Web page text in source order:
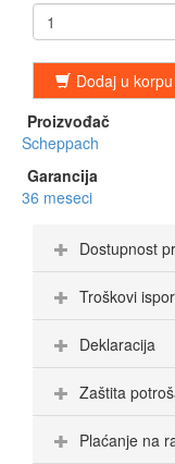
Dodaj u korpu
Proizvođač
Scheppach
Garancija
36 meseci
Dostupnost
Troškovi
Deklaracija
Zaštita
Plaćanje na